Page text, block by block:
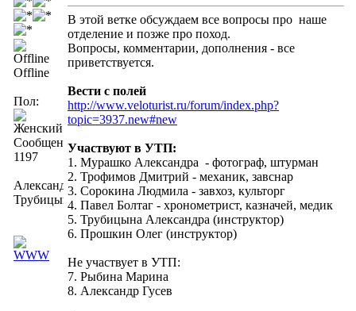
Offline
Пол:
Сообщений:
1197
Александра
Трубицына
В этой ветке обсуждаем все вопросы про наше
отделение и позже про поход.
Вопросы, комментарии, дополнения - все
приветствуется.
Вести с полей
http://www.veloturist.ru/forum/index.php?
topic=3937.new#new
Участвуют в УТП:
1. Мурашко Александра - фотограф, штурман
2. Трофимов Дмитрий - механик, завснар
3. Сорокина Людмила - завхоз, культорг
4. Павел Болтаг - хронометрист, казначей, медик
5. Трубицына Александра (инструктор)
6. Прошкин Олег (инструктор)
Не участвует в УТП:
7. Рыбина Марина
8. Александр Гусев